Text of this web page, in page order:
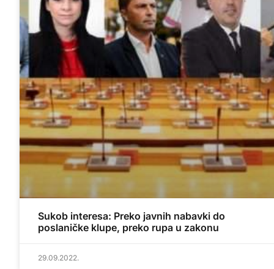
Sukob interesa: Preko javnih nabavki do
poslaničke klupe, preko rupa u zakonu
29.09.2022.